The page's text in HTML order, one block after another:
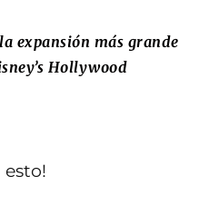
expansión más grande
Hollywood
esto!